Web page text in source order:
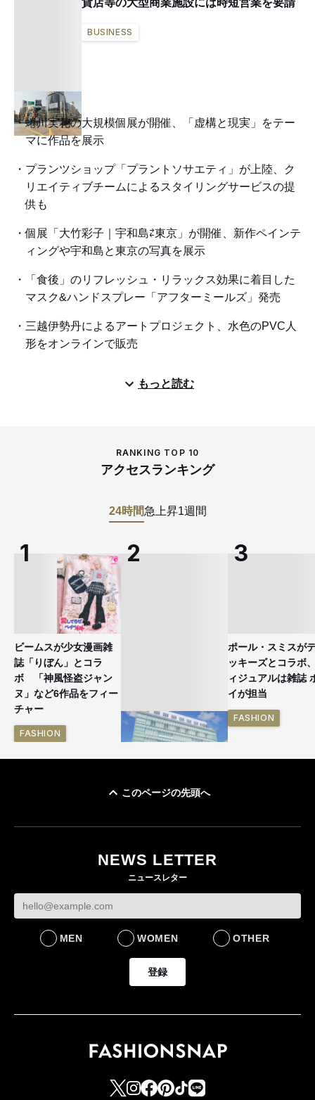
BUSINESS
蜷川実花の大規模個展が開催、「虚構と現実」をテー
マに作品を展示
プランツショップ「プラントソサエティ」が上陸、ク
リエイティブチームによるスタイリングサービスの提
供も
個展「大竹彩子｜宇和島⇄東京」が開催、新作ペインテ
ィングや宇和島と東京の写真を展示
「食後」のリフレッシュ・リラックス効果に着目した
マスク&ハンドスプレー「アフターミールズ」発売
三越伊勢丹によるアートプロジェクト、水色のPVC人
形をオンラインで販売
もっと読む
RANKING TOP 10
アクセスランキング
24時間急上昇1週間
ビームスが少女漫画雑
誌「りぼん」とコラ
ボ 「神風怪盗ジャン
ヌ」など6作品をフィー
チャー
FASHION
FASHION
ポール・スミスが
ッキーズとコラボ
ィジュアルは雑誌
イが担当
FASHION
このページの先頭へ
NEWS LETTER
ニュースレター
MEN WOMEN OTHER
登録